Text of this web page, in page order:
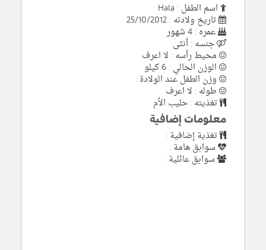
اسم الطفل : Hala
تاريخ ولادته : 25/10/2012
عمره : 4 شهور
جنسه : أنثى
محيط رأسه : لا اعرف
الوزن الحالي : 6 كيلو
وزن الطفل عند الولادة :
طوله : لا اعرف
تغذيته : حليب الأم
معلومات إضافية
تغذية إضافية :
سوابق هامة :
سوابق عائلية :